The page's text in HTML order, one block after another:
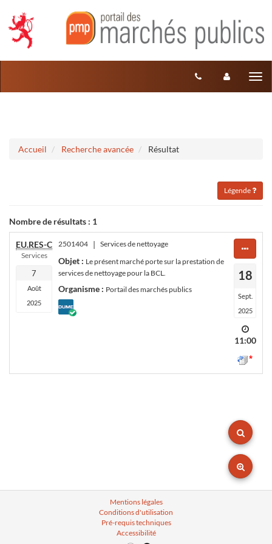
Accueil Recherche avancée Résultat
Légende
Nombre de résultats : 1
EU.RES-C
Services
7
Août
2025
2501404 | Services de nettoyage
Objet : Le présent marché porte sur la prestation de
services de nettoyage pour la BCL.
Organisme : Portail des marchés publics
défini
18
Sept.
2025
11:00
Mentions légales
Conditions d'utilisation
Pré-requis techniques
Accessibilité